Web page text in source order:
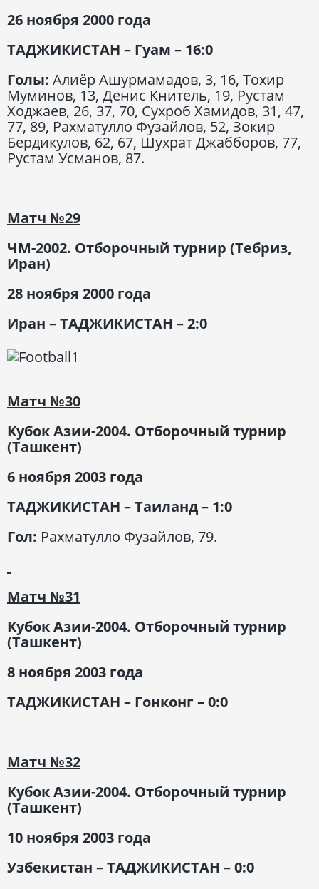
26 ноября 2000 года
ТАДЖИКИСТАН – Гуам – 16:0
Голы: Алиёр Ашурмамадов, 3, 16, Тохир
Муминов, 13, Денис Книтель, 19, Рустам
Ходжаев, 26, 37, 70, Сухроб Хамидов, 31, 47,
77, 89, Рахматулло Фузайлов, 52, Зокир
Бердикулов, 62, 67, Шухрат Джабборов, 77,
Рустам Усманов, 87.
Матч №29
ЧМ-2002. Отборочный турнир (Тебриз,
Иран)
28 ноября 2000 года
Иран – ТАДЖИКИСТАН – 2:0
Матч №30
Кубок Азии-2004. Отборочный турнир
(Ташкент)
6 ноября 2003 года
ТАДЖИКИСТАН – Таиланд – 1:0
Гол: Рахматулло Фузайлов, 79.
Матч №31
Кубок Азии-2004. Отборочный турнир
(Ташкент)
8 ноября 2003 года
ТАДЖИКИСТАН – Гонконг – 0:0
Матч №32
Кубок Азии-2004. Отборочный турнир
(Ташкент)
10 ноября 2003 года
Узбекистан – ТАДЖИКИСТАН – 0:0